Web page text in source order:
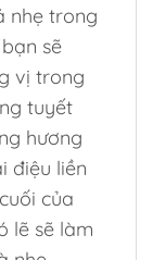
nhẹ trong
sẽ
vị trong
tuyết
hương
điệu liền
của
lẽ sẽ làm